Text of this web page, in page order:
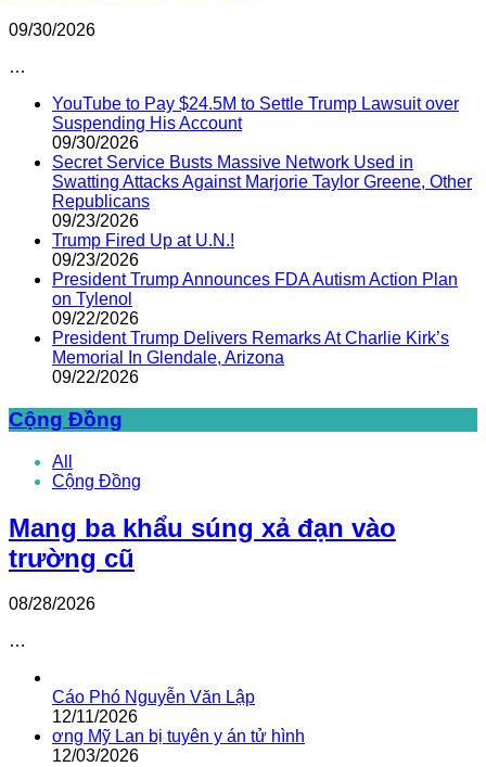
09/30/2026
…
YouTube to Pay $24.5M to Settle Trump Lawsuit over
Suspending His Account
09/30/2026
Secret Service Busts Massive Network Used in
Swatting Attacks Against Marjorie Taylor Greene, Other
Republicans
09/23/2026
Trump Fired Up at U.N.!
09/23/2026
President Trump Announces FDA Autism Action Plan
on Tylenol
09/22/2026
President Trump Delivers Remarks At Charlie Kirk’s
Memorial In Glendale, Arizona
09/22/2026
Cộng Đồng
All
Cộng Đồng
Mang ba khẩu súng xả đạn vào
trường cũ
08/28/2026
…
Cáo Phó Nguyễn Văn Lập
12/11/2026
ơng Mỹ Lan bị tuyên y án tử hình
12/03/2026